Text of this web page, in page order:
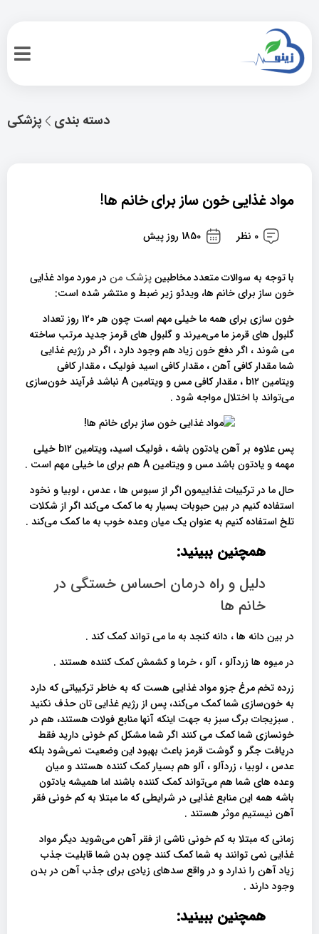
پزشکی دسته بندی
مواد غذایی خون ساز برای خانم ها!
0 نظر 1850 روز پیش
با توجه به سوالات متعدد مخاطبینپزشک من در مورد مواد غذایی
خون ساز برای خانم ها، ویدئو زیر ضبط و منتشر شده است:
خون سازی برای همه ما خیلی مهم است چون هر ۱۲۰ روز تعداد
گلبول های قرمز ما می‌میرند و گلبول های قرمز جدید مرتب ساخته
می‌ شوند ، اگر دفع خون زیاد هم وجود دارد ، اگر در رژیم غذایی
شما مقدار کافی آهن ، مقدار کافی اسید فولیک ، مقدار کافی
ویتامین b۱۲ ، مقدار کافی مس و ویتامین A نباشد فرآیند خون‌سازی
می‌تواند با اختلال مواجه شود .
پس علاوه بر آهن یادتون باشه ، فولیک اسید، ویتامین b۱۲ خیلی
مهمه و یادتون باشد مس و ویتامین A هم برای ما خیلی مهم است .
حال ما در ترکیبات غذاییمون اگر از سبوس ها ، عدس ، لوبیا و نخود
استفاده کنیم در بین حبوبات بسیار به ما کمک می‌کند اگر از شکلات
تلخ استفاده کنیم به عنوان یک میان وعده خوب به ما کمک می‌کند .
همچنین ببینید:
دلیل و راه درمان احساس خستگی در
خانم ها
در بین دانه ها ، دانه کنجد به ما می تواند کمک کند .
در میوه ها زردآلو ، آلو ، خرما و کشمش کمک کننده هستند .
زرده تخم مرغ جزو مواد غذایی هست که به خاطر ترکیباتی که دارد
به خون‌سازی شما کمک می‌کند، پس از رژیم غذایی تان حذف نکنید
. سبزیجات برگ سبز به جهت اینکه آنها منابع فولات هستند، هم در
خونسازی شما کمک می کنند اگر شما مشکل کم خونی دارید فقط
دریافت جگر و گوشت قرمز باعث بهبود این وضعیت نمی‌شود بلکه
عدس ، لوبیا ، زردآلو ، آلو هم بسیار کمک کننده هستند و میان
وعده های شما هم می‌تواند کمک کننده باشند اما همیشه یادتون
باشه همه این منابع غذایی در شرایطی که ما مبتلا به کم خونی فقر
آهن نیستیم موثر هستند .
زمانی که مبتلا به کم خونی ناشی از فقر آهن می‌شوید دیگر مواد
غذایی نمی توانند به شما کمک کنند چون بدن شما قابلیت جذب
زیاد آهن را ندارد و در واقع سدهای زیادی برای جذب آهن در بدن
وجود دارند .
همچنین ببینید: